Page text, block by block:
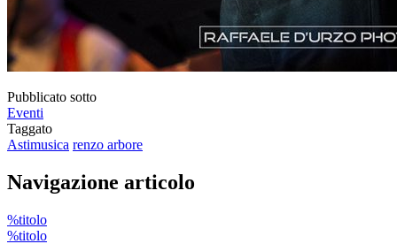
Pubblicato sotto
Eventi
Taggato
Astimusica renzo arbore
Navigazione articolo
%titolo
%titolo